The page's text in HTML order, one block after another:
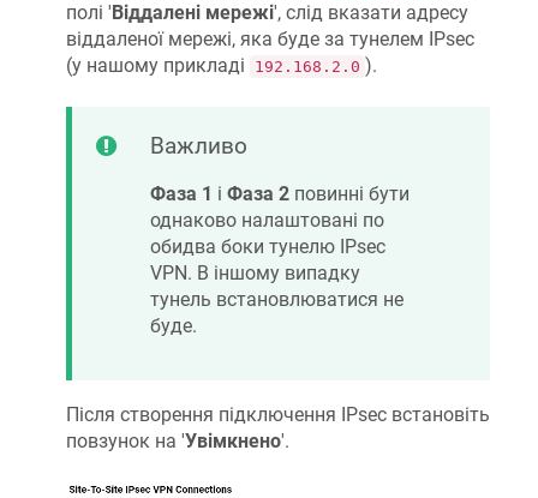
полі ' Віддалені мережі', слід вказати адресу
віддаленої мережі, яка буде за тунелем IPsec
(у нашому прикладі
192.168.2.0 ).
Важливо
Фаза 1 і Фаза 2 повинні бути
однаково налаштовані по
обидва боки тунелю IPsec
VPN. В іншому випадку
тунель встановлюватися не
буде.
Після створення підключення IPsec встановіть
повзунок на 'Увімкнено'.